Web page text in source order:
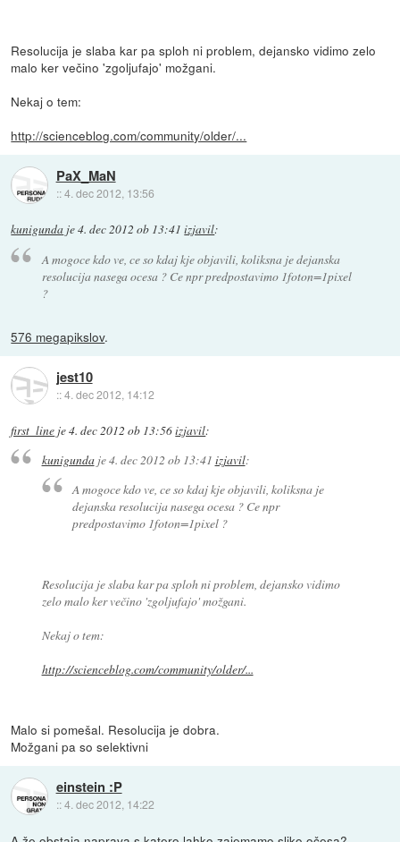
Resolucija je slaba kar pa sploh ni problem, dejansko vidimo zelo
malo ker večino 'zgoljufajo' možgani.
Nekaj o tem:
http://scienceblog.com/community/older/...
PaX_MaN
::4. dec 2012, 13:56
kunigunda je4. dec 2012 ob 13:41 izjavil:
A mogoce kdo ve, ce so kdaj kje objavili, koliksna je dejanska
resolucija nasega ocesa ? Ce npr predpostavimo 1foton=1pixel
?
576 megapikslov.
jest10
::4. dec 2012, 14:12
first_line je4. dec 2012 ob 13:56izjavil:
kunigundaje4. dec 2012 ob 13:41 izjavil:
A mogoce kdo ve, ce so kdaj kje objavili, koliksna je
dejanska resolucija nasega ocesa ? Ce npr
predpostavimo 1foton=1pixel ?
Resolucija je slaba kar pa sploh ni problem, dejansko vidimo
zelo malo ker večino 'zgoljufajo' možgani.
Nekaj o tem:
http://scienceblog.com/community/older/...
Malo si pomešal. Resolucija je dobra.
Možgani pa so selektivni
einstein :P
::4. dec 2012, 14:22